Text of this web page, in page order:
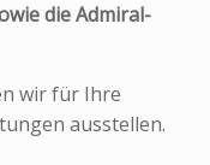
die Admiral-
wir für Ihre
ausstellen.